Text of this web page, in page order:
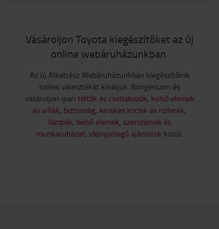
Vásároljon Toyota kiegészítőket az új
online webáruházunkban
Az új Alkatrész Webáruházunkban kiegészítőink
széles választékát kínáljuk. Böngésszen és
vásároljon ipari töltők és csatlakozók, külső elemek
és villák, biztonság, kerekes kocsik és rollerek,
lámpák, belső elemek, szerszámok és
munkaruházat, idényjellegű ajánlatok közül.